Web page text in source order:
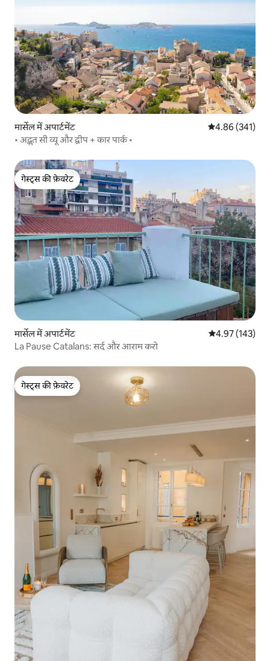
मार्सेल में अपार्टमेंट औसत रेटिंग 5 में से
4.86 (341)
• अद्भुत सी व्यू और द्वीप + कार पार्क •
गेस्ट्स की फ़ेवरेट
गेस्ट्स की फ़ेवरेट
मार्सेल में अपार्टमेंट औसत रेटिंग 5 में से
4.97 (143)
La Pause Catalans: सर्द और आराम करो
गेस्ट्स की फ़ेवरेट
गेस्ट्स की फ़ेवरेट